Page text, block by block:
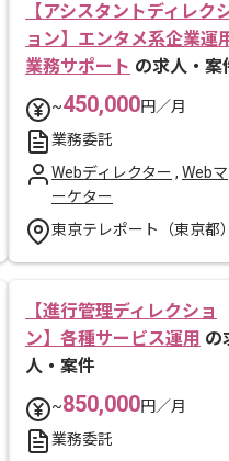
【アシスタントディレク
ョン】エンタメ系企業運
業務サポート の求人・案
~450,000円／月
業務委託
Webディレクター , Webマ
ーケター
東京テレポート（東京都
【進行管理ディレクショ
ン】各種サービス運用 の
人・案件
~850,000円／月
業務委託